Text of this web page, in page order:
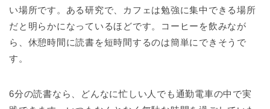
い場所です。ある研究で、カフェは勉強に集中できる場所
だと明らかになっているほどです。コーヒーを飲みなが
ら、休憩時間に読書を短時間するのは簡単にできそうで
す。
6分の読書なら、どんなに忙しい人でも通勤電車の中で実